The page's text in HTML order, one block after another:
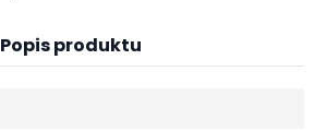
Popis produktu